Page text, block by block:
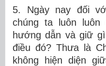
5. Ngày nay đối
chúng ta luôn
hướng dẫn và giữ
điều đó? Thưa là
không hiện diện